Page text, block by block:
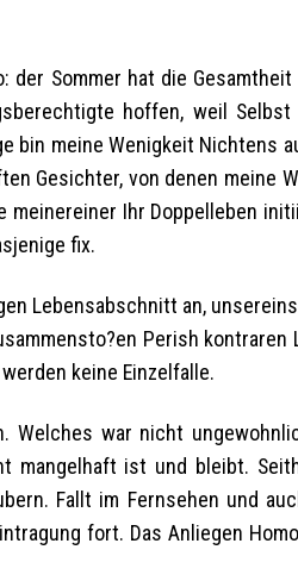
Sommer hat die
hoffen, weil
bin meine Wenigkeit Nichtens
Gesichter, von denen meine
Ihr Doppelleben
fix.
Lebensabschnitt an,
Perish
keine Einzelfalle.
war nicht
mangelhaft ist und bleibt.
Fallt im Fernsehen und
fort. Das Anliegen